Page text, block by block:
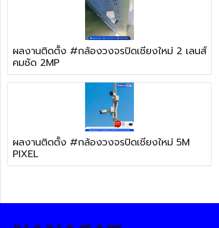
ผลงานติดตั้ง #กล้องวงจรปิดเชียงใหม่ 2 เลนส์
คมชัด 2MP
ผลงานติดตั้ง #กล้องวงจรปิดเชียงใหม่ 5M
PIXEL